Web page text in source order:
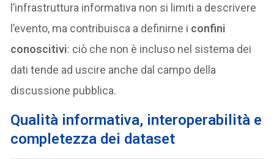
l’infrastruttura informativa non si limiti a descrivere
l’evento, ma contribuisca a definirne i confini
conoscitivi: ciò che non è incluso nel sistema dei
dati tende ad uscire anche dal campo della
discussione pubblica.
Qualità informativa, interoperabilità e
completezza dei dataset